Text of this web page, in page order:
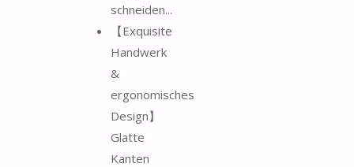
schneiden...
【Exquisite
Handwerk
&
ergonomisches
Design】
Glatte
Kanten